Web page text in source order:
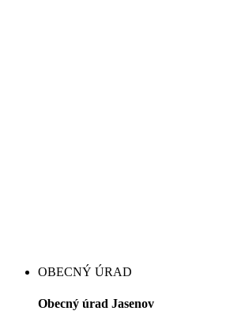
OBECNÝ ÚRAD
Obecný úrad Jasenov